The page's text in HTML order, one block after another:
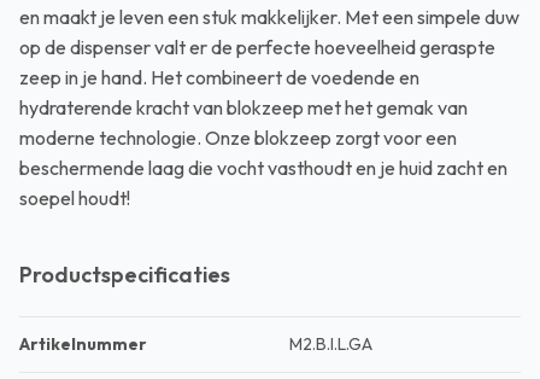
en maakt je leven een stuk makkelijker. Met een simpele duw
op de dispenser valt er de perfecte hoeveelheid geraspte
zeep in je hand. Het combineert de voedende en
hydraterende kracht van blokzeep met het gemak van
moderne technologie. Onze blokzeep zorgt voor een
beschermende laag die vocht vasthoudt en je huid zacht en
soepel houdt!
Productspecificaties
Artikelnummer M2.B.I.L.GA